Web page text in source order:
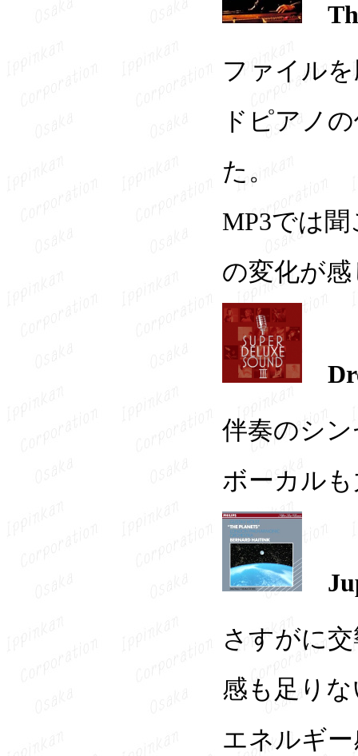
ファイル
ドピアノ
た。
MP3では
の変化が
伴奏のシ
ボーカル
さすがに
感も足り
エネルギ